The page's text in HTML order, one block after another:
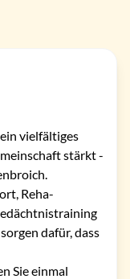
vielfältiges
stärkt -
Reha-
dafür, dass
Sie einmal